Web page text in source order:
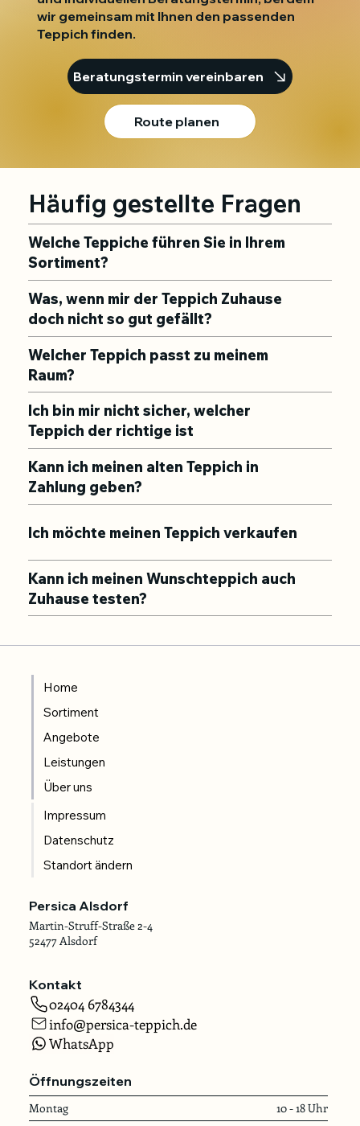
wir gemeinsam mit Ihnen den passenden
Teppich finden.
Beratungstermin vereinbaren
Route planen
Häufig gestellte Fragen
Welche Teppiche führen Sie in Ihrem
Sortiment?
Was, wenn mir der Teppich Zuhause
doch nicht so gut gefällt?
Welcher Teppich passt zu meinem
Raum?
Ich bin mir nicht sicher, welcher
Teppich der richtige ist
Kann ich meinen alten Teppich in
Zahlung geben?
Ich möchte meinen Teppich verkaufen
Kann ich meinen Wunschteppich auch
Zuhause testen?
Home
Sortiment
Angebote
Leistungen
Über uns
Impressum
Datenschutz
Standort ändern
Persica Alsdorf
Martin-Struff-Straße 2-4
52477 Alsdorf
Kontakt
02404 6784344
info@persica-teppich.de
WhatsApp
Öffnungszeiten
Montag
10 - 18 Uhr